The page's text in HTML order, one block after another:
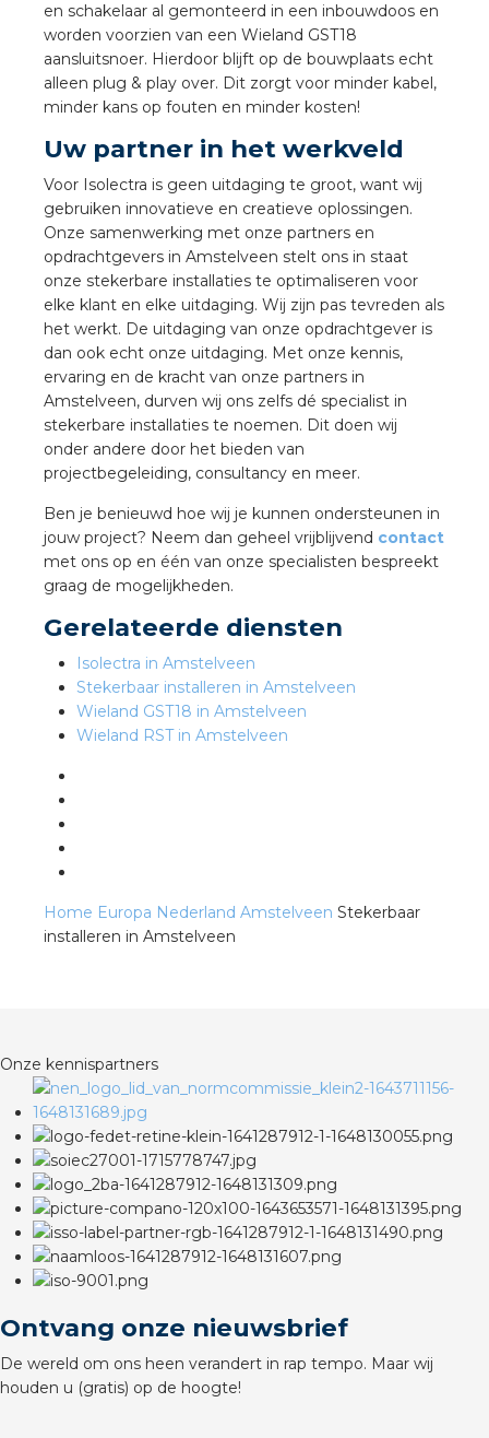
en schakelaar al gemonteerd in een inbouwdoos en
worden voorzien van een Wieland GST18
aansluitsnoer. Hierdoor blijft op de bouwplaats echt
alleen plug & play over. Dit zorgt voor minder kabel,
minder kans op fouten en minder kosten!
Uw partner in het werkveld
Voor Isolectra is geen uitdaging te groot, want wij
gebruiken innovatieve en creatieve oplossingen.
Onze samenwerking met onze partners en
opdrachtgevers in Amstelveen stelt ons in staat
onze stekerbare installaties te optimaliseren voor
elke klant en elke uitdaging. Wij zijn pas tevreden als
het werkt. De uitdaging van onze opdrachtgever is
dan ook echt onze uitdaging. Met onze kennis,
ervaring en de kracht van onze partners in
Amstelveen, durven wij ons zelfs dé specialist in
stekerbare installaties te noemen. Dit doen wij
onder andere door het bieden van
projectbegeleiding, consultancy en meer.
Ben je benieuwd hoe wij je kunnen ondersteunen in
jouw project? Neem dan geheel vrijblijvend contact
met ons op en één van onze specialisten bespreekt
graag de mogelijkheden.
Gerelateerde diensten
Isolectra in Amstelveen
Stekerbaar installeren in Amstelveen
Wieland GST18 in Amstelveen
Wieland RST in Amstelveen
Home Europa Nederland Amstelveen Stekerbaar
installeren in Amstelveen
Onze kennispartners
Ontvang onze nieuwsbrief
De wereld om ons heen verandert in rap tempo. Maar wij
houden u (gratis) op de hoogte!
GST®
RST®
Academy
waarde